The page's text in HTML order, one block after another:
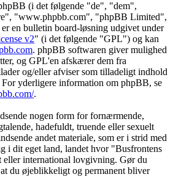
(i det følgende "de", "dem",
"www.phpbb.com", "phpBB Limited",
en bulletin board-løsning udgivet under
v2" (i det følgende "GPL") og kan
. phpBB softwaren giver mulighed
og GPL'en afskærer dem fra
og/eller afviser som tilladeligt indhold
yderligere information om phpBB, se
.
nogen form for fornærmende,
hadefuldt, truende eller sexuelt
andet materiale, som er i strid med
i dit eget land, landet hvor "Busfrontens
eller international lovgivning. Gør du
du øjeblikkeligt og permanent bliver